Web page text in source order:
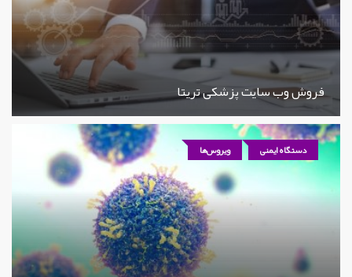
فروش وب سایت پزشکی تریتا
دستگاه ایمنی ویروس‌ها